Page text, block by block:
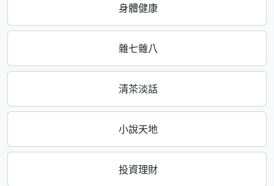
身體健康
雜七雜八
清茶淡話
小說天地
投資理財